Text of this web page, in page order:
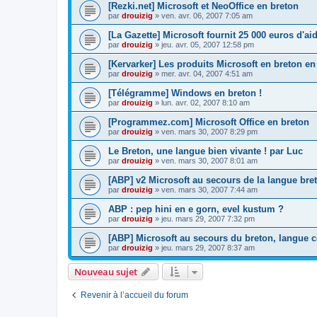
[Rezki.net] Microsoft et NeoOffice en breton
par drouizig » ven. avr. 06, 2007 7:05 am
[La Gazette] Microsoft fournit 25 000 euros
par drouizig » jeu. avr. 05, 2007 12:58 pm
[Kervarker] Les produits Microsoft en breton
par drouizig » mer. avr. 04, 2007 4:51 am
[Télégramme] Windows en breton !
par drouizig » lun. avr. 02, 2007 8:10 am
[Programmez.com] Microsoft Office en breton
par drouizig » ven. mars 30, 2007 8:29 pm
Le Breton, une langue bien vivante ! par Luc
par drouizig » ven. mars 30, 2007 8:01 am
[ABP] v2 Microsoft au secours de la langue
par drouizig » ven. mars 30, 2007 7:44 am
ABP : pep hini en e gorn, evel kustum ?
par drouizig » jeu. mars 29, 2007 7:32 pm
[ABP] Microsoft au secours du breton, langue
par drouizig » jeu. mars 29, 2007 8:37 am
Nouveau sujet
Revenir à l’accueil du forum